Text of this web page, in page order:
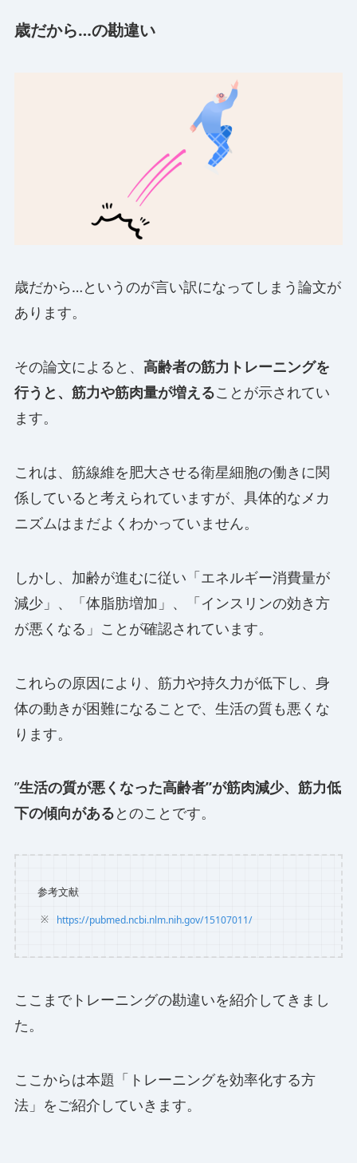
歳だから…の勘違い
歳だから…というのが言い訳になってしまう論文が
あります。
その論文によると、 高齢者の筋力トレーニングを
行うと、筋力や筋肉量が増えることが示されてい
ます。
これは、筋線維を肥大させる衛星細胞の働きに関
係していると考えられていますが、具体的なメカ
ニズムはまだよくわかっていません。
しかし、加齢が進むに従い「エネルギー消費量が
減少」、「体脂肪増加」、「インスリンの効き方
が悪くなる」ことが確認されています。
これらの原因により、筋力や持久力が低下し、身
体の動きが困難になることで、生活の質も悪くな
ります。
”生活の質が悪くなった高齢者”が筋肉減少、筋力低
下の傾向があるとのことです。
参考文献
https://pubmed.ncbi.nlm.nih.gov/15107011/
ここまでトレーニングの勘違いを紹介してきまし
た。
ここからは本題「トレーニングを効率化する方
法」をご紹介していきます。